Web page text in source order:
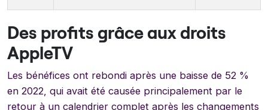
Des profits grâce aux droits
AppleTV
Les bénéfices ont rebondi après une baisse de 52 %
en 2022, qui avait été causée principalement par le
retour à un calendrier complet après les changements